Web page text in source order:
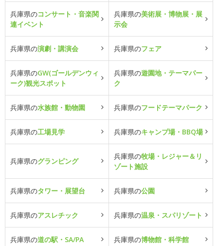
兵庫県のコンサート・音楽関
連イベント
兵庫県の美術展・博物展・展
示会
兵庫県の演劇・講演会 兵庫県のフェア
兵庫県のGW(ゴールデンウィ
ーク)観光スポット
兵庫県の遊園地・テーマパー
ク
兵庫県の水族館・動物園 兵庫県のフードテーマパーク
兵庫県の工場見学 兵庫県のキャンプ場・BBQ場
兵庫県のグランピング
兵庫県の牧場・レジャー＆リ
ゾート施設
兵庫県のタワー・展望台 兵庫県の公園
兵庫県のアスレチック 兵庫県の温泉・スパリゾート
兵庫県の道の駅・SA/PA 兵庫県の博物館・科学館